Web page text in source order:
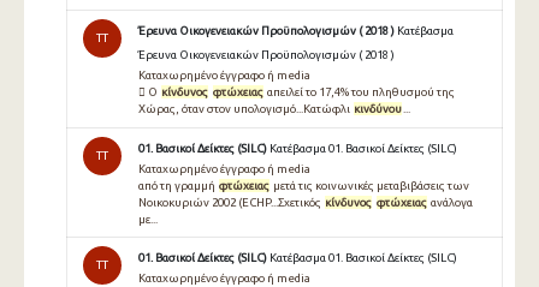
TT
Έρευνα Οικογενειακών Προϋπολογισμών ( 2018 ) Κατέβασμα
Έρευνα Οικογενειακών Προϋπολογισμών ( 2018 )
Καταχωρημένο έγγραφο ή media
 O κίνδυνος φτώχειας απειλεί το 17,4% του πληθυσμού της
Χώρας, όταν στον υπολογισμό...Κατώφλι κινδύνου...
TT
01. Βασικοί Δείκτες (SILC) Κατέβασμα 01. Βασικοί Δείκτες (SILC)
Καταχωρημένο έγγραφο ή media
από τη γραμμή φτώχειας μετά τις κοινωνικές μεταβιβάσεις των
Νοικοκυριών 2002 (ECHP...Σχετικός κίνδυνος φτώχειας ανάλογα
με...
TT
01. Βασικοί Δείκτες (SILC) Κατέβασμα 01. Βασικοί Δείκτες (SILC)
Καταχωρημένο έγγραφο ή media